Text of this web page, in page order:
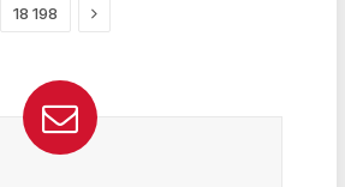
18 198 Next